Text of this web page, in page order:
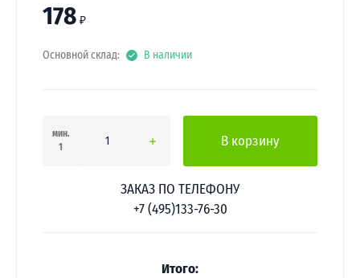
178 ₽
Основной склад: В наличии
мин.
1
В корзину
ЗАКАЗ ПО ТЕЛЕФОНУ
+7 (495)133-76-30
Итого: